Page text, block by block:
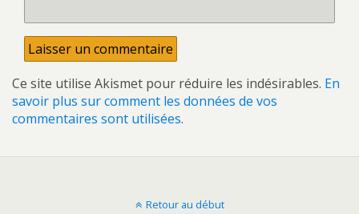
Ce site utilise Akismet pour réduire les indésirables. En
savoir plus sur comment les données de vos
commentaires sont utilisées.
Retour au début